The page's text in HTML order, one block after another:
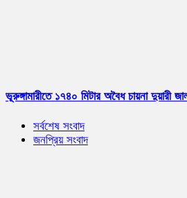
ভূরুঙ্গামারীতে ১৭৪০ মিটার অবৈধ চায়না দুয়ারী
সর্বশেষ সংবাদ
জনপ্রিয় সংবাদ